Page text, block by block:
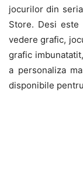
jocurilor din
Store. Desi
vedere grafic,
grafic
a personaliza
disponibile